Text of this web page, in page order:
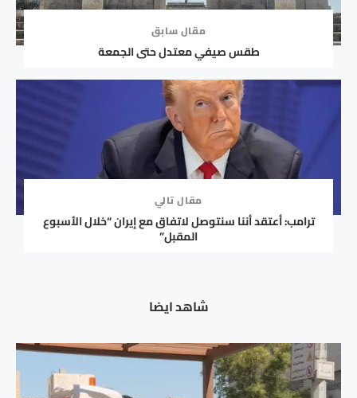
مقال سابق
طقس صيفي معتدل حتى الجمعة
مقال تالي
ترامب: أعتقد أننا سنتوصل لاتفاق مع إيران “خلال الأسبوع
المقبل”
شاهد ايضا